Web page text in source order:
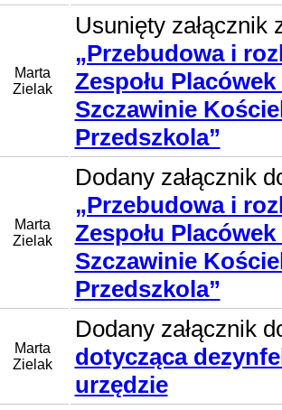
Marta
Zielak
Usunięty załącznik
„Przebudowa i
Zespołu
Szczawinie
Przedszkola”
Marta
Zielak
Dodany załącznik
„Przebudowa i
Zespołu
Szczawinie
Przedszkola”
Marta
Zielak
Dodany załącznik
dotycząca
urzędzie